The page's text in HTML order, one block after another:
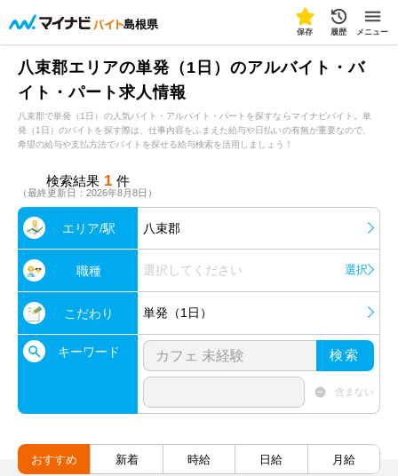
島根県
保存 履歴 メニュー
八束郡エリアの単発（1日）のアルバイト・バ
イト・パート求人情報
八束郡で単発（1日）の人気バイト・アルバイト・パートを探すならマイナビバイト。単
発（1日）のバイトを探す際は、仕事内容をふまえた給与や日払いの有無が重要なので、
希望の給与や支払方法でバイトを探せる給与検索を活用しましょう！
検索結果 1 件
（最終更新日：2026年8月8日）
エリア/駅 八束郡
職種 選択してください 選択
こだわり 単発（1日）
キーワード 検索
含まない
おすすめ 新着 時給 日給 月給